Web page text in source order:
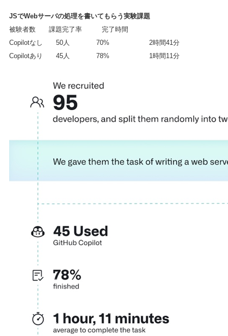
JSでWebサーバの処理を書いてもらう実験課題
被験者数 課題完了率 完了時間
Copilotなし 50人 70% 2時間41分
Copilotあり 45人 78% 1時間11分